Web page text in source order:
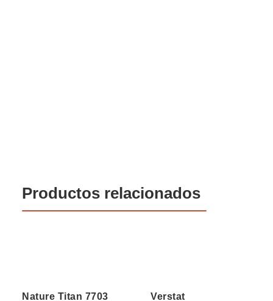
Productos relacionados
Nature Titan 7703 Verstat